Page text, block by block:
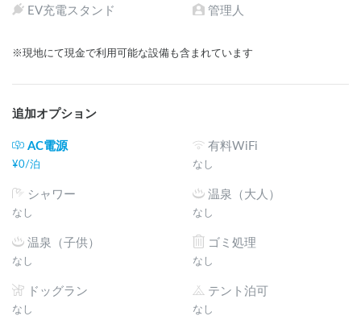
EV充電スタンド 管理人
※現地にて現金で利用可能な設備も含まれています
追加オプション
AC電源
¥0/泊
有料WiFi
なし
シャワー
なし
温泉（大人）
なし
温泉（子供）
なし
ゴミ処理
なし
ドッグラン
なし
テント泊可
なし